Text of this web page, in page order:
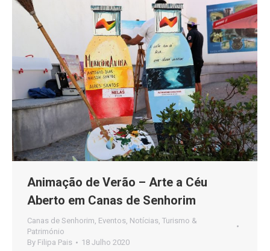
Animação de Verão – Arte a Céu
Aberto em Canas de Senhorim
Canas de Senhorim, Eventos, Notícias, Turismo &
Património
By Filipa Pais 18 Julho 2020